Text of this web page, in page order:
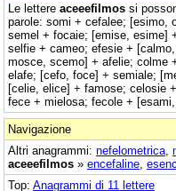
Le lettere aceeefilmos si
parole: somi + cefalee; [esimo,
semel + focaie; [emise, esime]
selfie + cameo; efesie +
mosce, scemo] + afelie; colme
elafe; [cefo, foce] + semiale;
[celie, elice] + famose; celosie
fece + mielosa; fecole + [esami,
Navigazione
Altri anagrammi: nefelometrica
aceeefilmos » encefaline
Top: Anagrammi di 11 lettere